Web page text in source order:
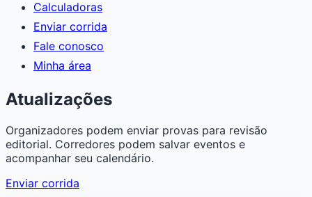
Calculadoras
Enviar corrida
Fale conosco
Minha área
Atualizações
Organizadores podem enviar provas para revisão
editorial. Corredores podem salvar eventos e
acompanhar seu calendário.
Enviar corrida